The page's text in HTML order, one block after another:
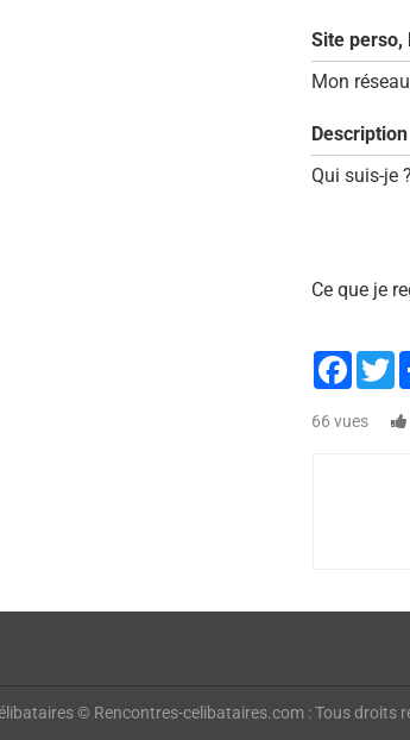
Site perso,
Mon
Description
Qui suis-je
Ce que je
66 vues
© Rencontres-celibataires.com : Tous droits